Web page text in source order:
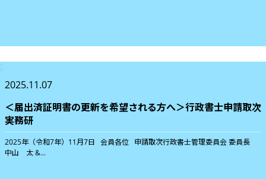
2025.11.07
＜届出済証明書の更新を希望される方へ＞行政書士申請取次
実務研
2025年（令和7年）11月7日 会員各位 申請取次行政書士管理委員会 委員長
中山 太 &...